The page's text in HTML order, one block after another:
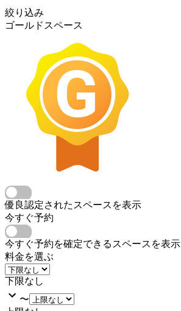
絞り込み
ゴールドスペース
優良認定されたスペースを表示
今すぐ予約
今すぐ予約を確定できるスペースを表示
料金を選ぶ
下限なし
〜